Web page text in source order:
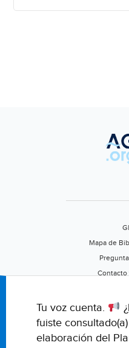
Mapa de
Contacto
Tu voz cuenta.
fuiste
elaboración del